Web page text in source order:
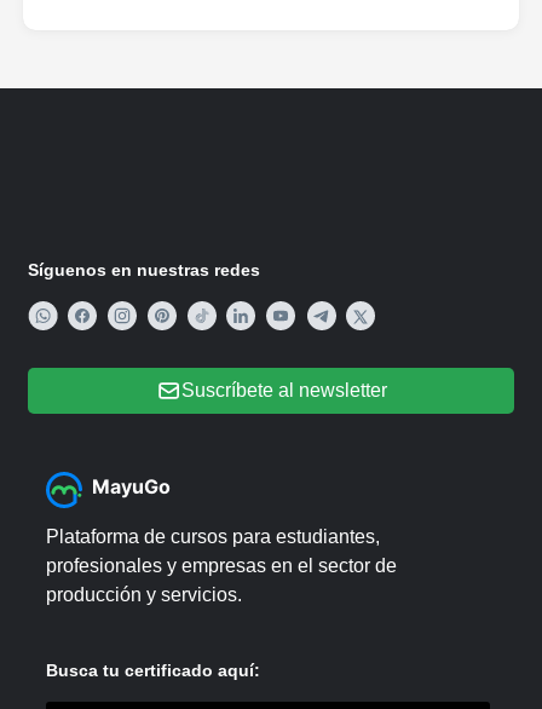
Síguenos en nuestras redes
Suscríbete al newsletter
MayuGo
Plataforma de cursos para estudiantes,
profesionales y empresas en el sector de
producción y servicios.
Busca tu certificado aquí: